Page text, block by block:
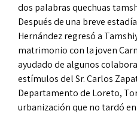
dos palabras quechuas
Después de una breve
Hernández regresó a
matrimonio con la joven
ayudado de algunos
estímulos del Sr. Carlos
Departamento de Loreto,
urbanización que no tardó